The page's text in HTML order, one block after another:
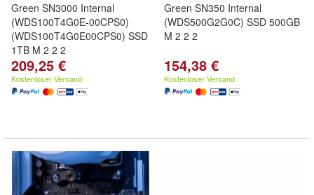
Green SN3000 Internal
(WDS100T4G0E-00CPS0)
(WDS100T4G0E00CPS0) SSD
1TB M 2 2 2
209,25 €
Kostenloser Versand
Green SN350 Internal
(WDS500G2G0C) SSD 500GB
M 2 2 2
154,38 €
Kostenloser Versand